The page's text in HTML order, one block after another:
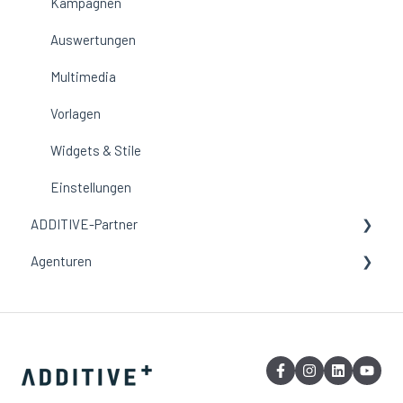
Einstellungen
Kampagnen-Reports
Auswertungen
Multimedia
Vorlagen
Widgets & Stile
Einstellungen
ADDITIVE-Partner
Onboarding
Agenturen
ADDITIVE+ CRM